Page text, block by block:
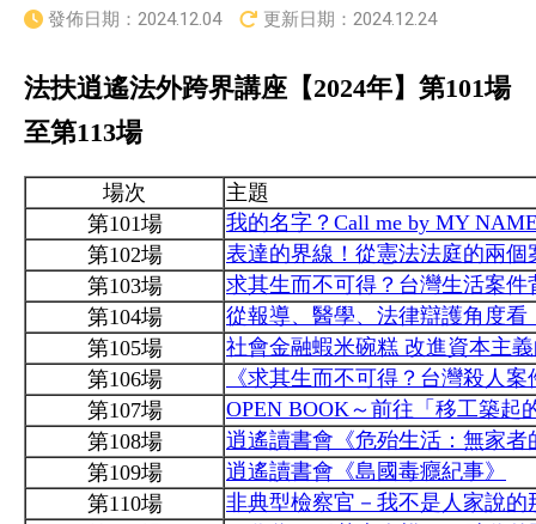
發佈日期： 2024.12.04 更新日期： 2024.12.24
法扶逍遙法外跨界講座【2024年】第101場
至第113場
場次
主題
第101場
我的名字？Call me by MY
第102場
表達的界線！從憲法法庭的兩
第103場
求其生而不可得？台灣生活案
第104場
從報導、醫學、法律辯護角度
第105場
社會金融蝦米碗糕 改進資本主
第106場
《求其生而不可得？台灣殺人
第107場
OPEN BOOK～前往「移工築起
第108場
逍遙讀書會《危殆生活：無家
第109場
逍遙讀書會《島國毒癮紀事》
第110場
非典型檢察官－我不是人家說的